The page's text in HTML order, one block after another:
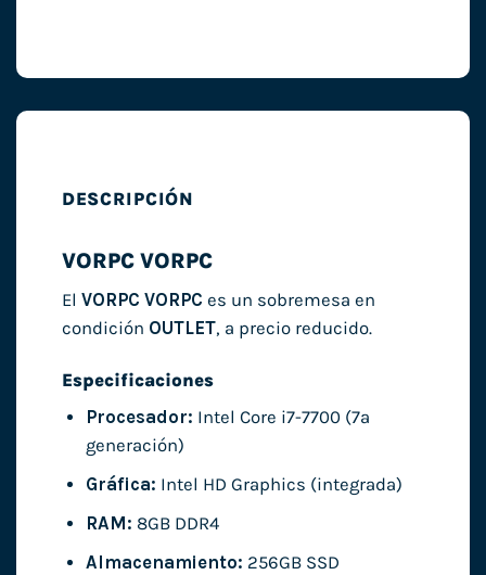
DESCRIPCIÓN
VORPC VORPC
El VORPC VORPC es un sobremesa en
condición OUTLET, a precio reducido.
Especificaciones
Procesador: Intel Core i7-7700 (7ª
generación)
Gráfica: Intel HD Graphics (integrada)
RAM: 8GB DDR4
Almacenamiento: 256GB SSD